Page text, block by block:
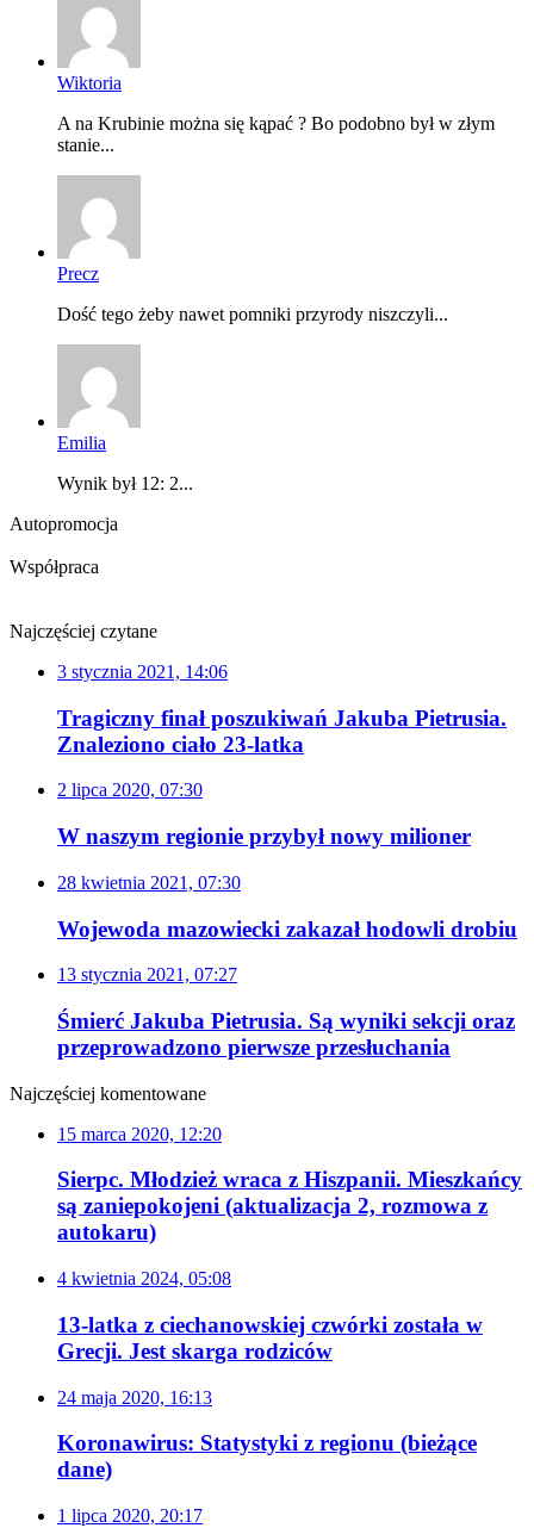
Wiktoria
A na Krubinie można się kąpać ? Bo podobno był w złym
stanie...
Precz
Dość tego żeby nawet pomniki przyrody niszczyli...
Emilia
Wynik był 12: 2...
Autopromocja
Współpraca
Najczęściej czytane
3 stycznia 2021, 14:06
Tragiczny finał poszukiwań Jakuba Pietrusia.
Znaleziono ciało 23-latka
2 lipca 2020, 07:30
W naszym regionie przybył nowy milioner
28 kwietnia 2021, 07:30
Wojewoda mazowiecki zakazał hodowli drobiu
13 stycznia 2021, 07:27
Śmierć Jakuba Pietrusia. Są wyniki sekcji oraz
przeprowadzono pierwsze przesłuchania
Najczęściej komentowane
15 marca 2020, 12:20
Sierpc. Młodzież wraca z Hiszpanii. Mieszkańcy
są zaniepokojeni (aktualizacja 2, rozmowa z
autokaru)
4 kwietnia 2024, 05:08
13-latka z ciechanowskiej czwórki została w
Grecji. Jest skarga rodziców
24 maja 2020, 16:13
Koronawirus: Statystyki z regionu (bieżące
dane)
1 lipca 2020, 20:17